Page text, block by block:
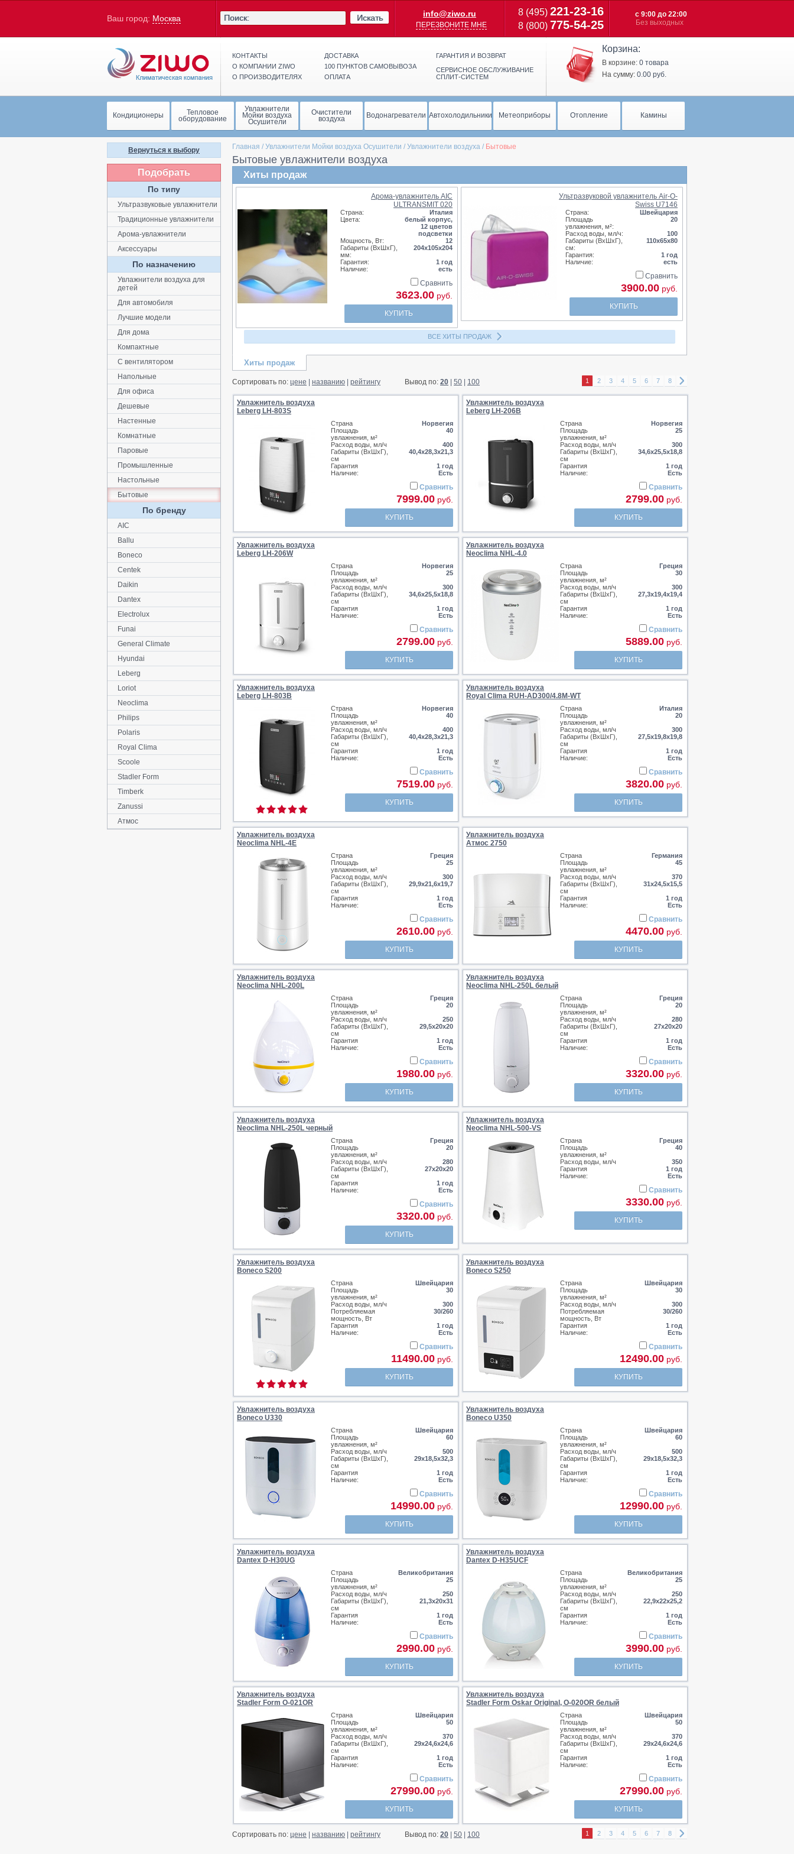
Ваш город: Москва Искать info@ziwo.ru
ПЕРЕЗВОНИТЕ МНЕ
8 (495) 221-23-16
8 (800) 775-54-25
с 9:00 до 22:00
Без выходных
КОНТАКТЫ
О КОМПАНИИ ZIWO
О ПРОИЗВОДИТЕЛЯХ
ДОСТАВКА
100 ПУНКТОВ САМОВЫВОЗА
ОПЛАТА
ГАРАНТИЯ И ВОЗВРАТ
СЕРВИСНОЕ ОБСЛУЖИВАНИЕ
СПЛИТ-СИСТЕМ
Корзина:
В корзине: 0 товара
На сумму: 0.00 руб.
Кондиционеры Тепловое
оборудование
Увлажнители
Мойки воздуха
Осушители
Очистители
воздуха Водонагреватели Автохолодильники Метеоприборы Отопление Камины
Главная / Увлажнители Мойки воздуха Осушители / Увлажнители воздуха / Бытовые
Бытовые увлажнители воздуха
Хиты продаж
Арома-увлажнитель AIC
ULTRANSMIT 020
Страна:
Италия
Цвета:
белый корпус,
12 цветов
подсветки
Мощность, Вт:
12
Габариты (ВхШхГ),
мм:
204x105x204
Гарантия:
1 год
Наличие:
есть
Сравнить
3623.00 руб.
КУПИТЬ
Ультразвуковой увлажнитель Air-O-
Swiss U7146
Страна:
Швейцария
Площадь
увлажнения, м²:
20
Расход воды, мл/ч:
100
Габариты (ВхШхГ),
см:
110х65х80
Гарантия:
1 год
Наличие:
есть
Сравнить
3900.00 руб.
КУПИТЬ
ВСЕ ХИТЫ ПРОДАЖ
Хиты продаж
Сортировать по: цене названию рейтингу Вывод по: 20 50 100 1 2 3 4 5 6 7 8
Увлажнитель воздуха
Leberg LH-803S
Страна
Норвегия
Площадь
увлажнения, м²
40
Расход воды, мл/ч
400
Габариты (ВхШхГ),
см
40,4х28,3х21,3
Гарантия
1 год
Наличие:
Есть
Сравнить
7999.00 руб.
КУПИТЬ
Увлажнитель воздуха
Leberg LH-206B
Страна
Норвегия
Площадь
увлажнения, м²
25
Расход воды, мл/ч
300
Габариты (ВхШхГ),
см
34,6х25,5х18,8
Гарантия
1 год
Наличие:
Есть
Сравнить
2799.00 руб.
КУПИТЬ
Увлажнитель воздуха
Leberg LH-206W
Страна
Норвегия
Площадь
увлажнения, м²
25
Расход воды, мл/ч
300
Габариты (ВхШхГ),
см
34,6х25,5х18,8
Гарантия
1 год
Наличие:
Есть
Сравнить
2799.00 руб.
КУПИТЬ
Увлажнитель воздуха
Neoclima NHL-4.0
Страна
Греция
Площадь
увлажнения, м²
30
Расход воды, мл/ч
300
Габариты (ВхШхГ),
см
27,3х19,4х19,4
Гарантия
1 год
Наличие:
Есть
Сравнить
5889.00 руб.
КУПИТЬ
Увлажнитель воздуха
Leberg LH-803B
Страна
Норвегия
Площадь
увлажнения, м²
40
Расход воды, мл/ч
400
Габариты (ВхШхГ),
см
40,4х28,3х21,3
Гарантия
1 год
Наличие:
Есть
Сравнить
7519.00 руб.
КУПИТЬ
Увлажнитель воздуха
Royal Clima RUH-AD300/4.8M-WT
Страна
Италия
Площадь
увлажнения, м²
20
Расход воды, мл/ч
300
Габариты (ВхШхГ),
см
27,5х19,8х19,8
Гарантия
1 год
Наличие:
Есть
Сравнить
3820.00 руб.
КУПИТЬ
Увлажнитель воздуха
Neoclima NHL-4Е
Страна
Греция
Площадь
увлажнения, м²
25
Расход воды, мл/ч
300
Габариты (ВхШхГ),
см
29,9х21,6х19,7
Гарантия
1 год
Наличие:
Есть
Сравнить
2610.00 руб.
КУПИТЬ
Увлажнитель воздуха
Атмос 2750
Страна
Германия
Площадь
увлажнения, м²
45
Расход воды, мл/ч
370
Габариты (ВхШхГ),
см
31x24,5x15,5
Гарантия
1 год
Наличие:
Есть
Сравнить
4470.00 руб.
КУПИТЬ
Увлажнитель воздуха
Neoclima NHL-200L
Страна
Греция
Площадь
увлажнения, м²
20
Расход воды, мл/ч
250
Габариты (ВхШхГ),
см
29,5х20х20
Гарантия
1 год
Наличие:
Есть
Сравнить
1980.00 руб.
КУПИТЬ
Увлажнитель воздуха
Neoclima NHL-250L белый
Страна
Греция
Площадь
увлажнения, м²
20
Расход воды, мл/ч
280
Габариты (ВхШхГ),
см
27х20х20
Гарантия
1 год
Наличие:
Есть
Сравнить
3320.00 руб.
КУПИТЬ
Увлажнитель воздуха
Neoclima NHL-250L черный
Страна
Греция
Площадь
увлажнения, м²
20
Расход воды, мл/ч
280
Габариты (ВхШхГ),
см
27х20х20
Гарантия
1 год
Наличие:
Есть
Сравнить
3320.00 руб.
КУПИТЬ
Увлажнитель воздуха
Neoclima NHL-500-VS
Страна
Греция
Площадь
увлажнения, м²
40
Расход воды, мл/ч
350
Гарантия
1 год
Наличие:
Есть
Сравнить
3330.00 руб.
КУПИТЬ
Увлажнитель воздуха
Boneco S200
Страна
Швейцария
Площадь
увлажнения, м²
30
Расход воды, мл/ч
300
Потребляемая
мощность, Вт
30/260
Гарантия
1 год
Наличие:
Есть
Сравнить
11490.00 руб.
КУПИТЬ
Увлажнитель воздуха
Boneco S250
Страна
Швейцария
Площадь
увлажнения, м²
30
Расход воды, мл/ч
300
Потребляемая
мощность, Вт
30/260
Гарантия
1 год
Наличие:
Есть
Сравнить
12490.00 руб.
КУПИТЬ
Увлажнитель воздуха
Boneco U330
Страна
Швейцария
Площадь
увлажнения, м²
60
Расход воды, мл/ч
500
Габариты (ВхШхГ),
см
29х18,5х32,3
Гарантия
1 год
Наличие:
Есть
Сравнить
14990.00 руб.
КУПИТЬ
Увлажнитель воздуха
Boneco U350
Страна
Швейцария
Площадь
увлажнения, м²
60
Расход воды, мл/ч
500
Габариты (ВхШхГ),
см
29х18,5х32,3
Гарантия
1 год
Наличие:
Есть
Сравнить
12990.00 руб.
КУПИТЬ
Увлажнитель воздуха
Dantex D-H30UG
Страна
Великобритания
Площадь
увлажнения, м²
25
Расход воды, мл/ч
250
Габариты (ВхШхГ),
см
21,3х20х31
Гарантия
1 год
Наличие:
Есть
Сравнить
2990.00 руб.
КУПИТЬ
Увлажнитель воздуха
Dantex D-H35UCF
Страна
Великобритания
Площадь
увлажнения, м²
25
Расход воды, мл/ч
250
Габариты (ВхШхГ),
см
22,9х22х25,2
Гарантия
1 год
Наличие:
Есть
Сравнить
3990.00 руб.
КУПИТЬ
Увлажнитель воздуха
Stadler Form O-021OR
Страна
Швейцария
Площадь
увлажнения, м²
50
Расход воды, мл/ч
370
Габариты (ВхШхГ),
см
29x24,6x24,6
Гарантия
1 год
Наличие:
Есть
Сравнить
27990.00 руб.
КУПИТЬ
Увлажнитель воздуха
Stadler Form Oskar Original, O-020OR белый
Страна
Швейцария
Площадь
увлажнения, м²
50
Расход воды, мл/ч
370
Габариты (ВхШхГ),
см
29x24,6x24,6
Гарантия
1 год
Наличие:
Есть
Сравнить
27990.00 руб.
КУПИТЬ
Сортировать по: цене названию рейтингу Вывод по: 20 50 100 1 2 3 4 5 6 7 8
Вернуться к выбору
Подобрать
По типу
Ультразвуковые увлажнители
Традиционные увлажнители
Арома-увлажнители
Аксессуары
По назначению
Увлажнители воздуха для
детей
Для автомобиля
Лучшие модели
Для дома
Компактные
С вентилятором
Напольные
Для офиса
Дешевые
Настенные
Комнатные
Паровые
Промышленные
Настольные
Бытовые
По бренду
AIC
Ballu
Boneco
Centek
Daikin
Dantex
Electrolux
Funai
General Climate
Hyundai
Leberg
Loriot
Neoclima
Philips
Polaris
Royal Clima
Scoole
Stadler Form
Timberk
Zanussi
Атмос